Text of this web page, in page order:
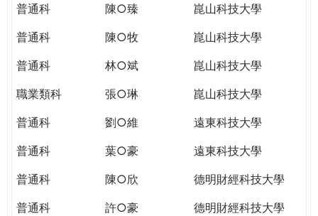
普通科
陳○臻
崑山科技大學
普通科
陳○牧
崑山科技大學
普通科
林○斌
崑山科技大學
職業類科
張○琳
崑山科技大學
普通科
劉○維
遠東科技大學
普通科
葉○豪
遠東科技大學
普通科
陳○欣
德明財經科技大學
普通科
許○豪
德明財經科技大學